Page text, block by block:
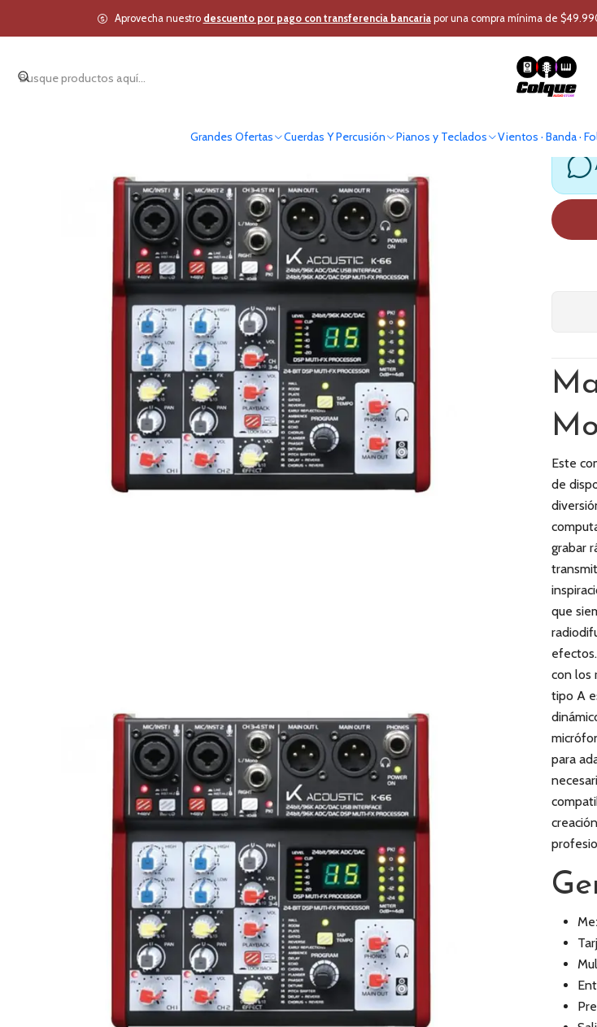
Grandes Ofertas Cuerdas Y Percusión Pianos y Teclados Vientos · Banda ·
Aprovecha nuestro descuento por pago con transferencia bancariapor una compra mínima de
Inicio Estudio y Audio Pro Audio Profesional Mixer - Cabezal Mixer
Este
de
grabar
que
con los
tipo A
para